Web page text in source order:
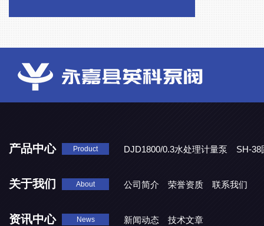
产品中心 Product DJD1800/0.3水处理计量泵
SH-38
关于我们 About 公司简介 荣誉资质 联系我们
资讯中心 News 新闻动态 技术文章